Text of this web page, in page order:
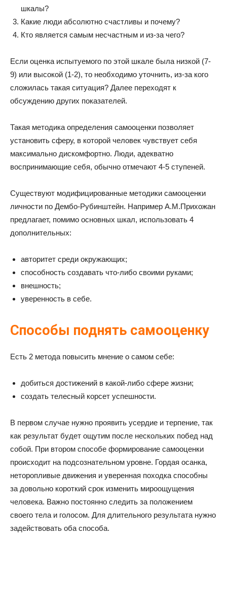
шкалы?
Какие люди абсолютно счастливы и почему?
Кто является самым несчастным и из-за чего?
Если оценка испытуемого по этой шкале была низкой (7-
9) или высокой (1-2), то необходимо уточнить, из-за кого
сложилась такая ситуация? Далее переходят к
обсуждению других показателей.
Такая методика определения самооценки позволяет
установить сферу, в которой человек чувствует себя
максимально дискомфортно. Люди, адекватно
воспринимающие себя, обычно отмечают 4-5 ступеней.
Существуют модифицированные методики самооценки
личности по Дембо-Рубинштейн. Например А.М.Прихожан
предлагает, помимо основных шкал, использовать 4
дополнительных:
авторитет среди окружающих;
способность создавать что-либо своими руками;
внешность;
уверенность в себе.
Способы поднять самооценку
Есть 2 метода повысить мнение о самом себе:
добиться достижений в какой-либо сфере жизни;
создать телесный корсет успешности.
В первом случае нужно проявить усердие и терпение, так
как результат будет ощутим после нескольких побед над
собой. При втором способе формирование самооценки
происходит на подсознательном уровне. Гордая осанка,
неторопливые движения и уверенная походка способны
за довольно короткий срок изменить мироощущения
человека. Важно постоянно следить за положением
своего тела и голосом. Для длительного результата нужно
задействовать оба способа.